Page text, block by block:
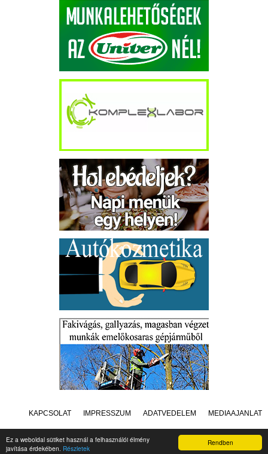
Rendben
Ez a weboldal sütiket használ a felhasználói élmény
javítása érdekében. Részletek
KAPCSOLAT IMPRESSZUM ADATVÉDELEM MÉDIAAJÁNLAT
Készítette:Raster Studio